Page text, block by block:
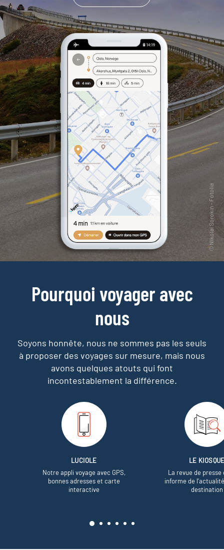
Pourquoi voyager avec
nous
Soyons honnête, nous ne sommes pas les seuls
à proposer des voyages sur mesure, mais nous
avons quelques atouts qui font
incontestablement la différence.
LUCIOLE
Notre appli voyage avec GPS,
bonnes adresses et carte
interactive
LE
La revue de presse
informe de
destination